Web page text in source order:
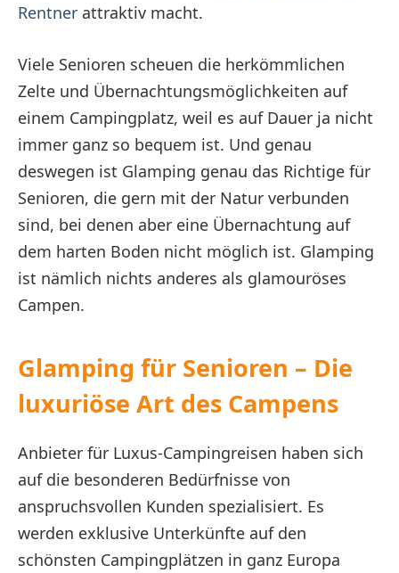
Rentner attraktiv macht.
Viele Senioren scheuen die herkömmlichen
Zelte und Übernachtungsmöglichkeiten auf
einem Campingplatz, weil es auf Dauer ja nicht
immer ganz so bequem ist. Und genau
deswegen ist Glamping genau das Richtige für
Senioren, die gern mit der Natur verbunden
sind, bei denen aber eine Übernachtung auf
dem harten Boden nicht möglich ist. Glamping
ist nämlich nichts anderes als glamouröses
Campen.
Glamping für Senioren – Die
luxuriöse Art des Campens
Anbieter für Luxus-Campingreisen haben sich
auf die besonderen Bedürfnisse von
anspruchsvollen Kunden spezialisiert. Es
werden exklusive Unterkünfte auf den
schönsten Campingplätzen in ganz Europa